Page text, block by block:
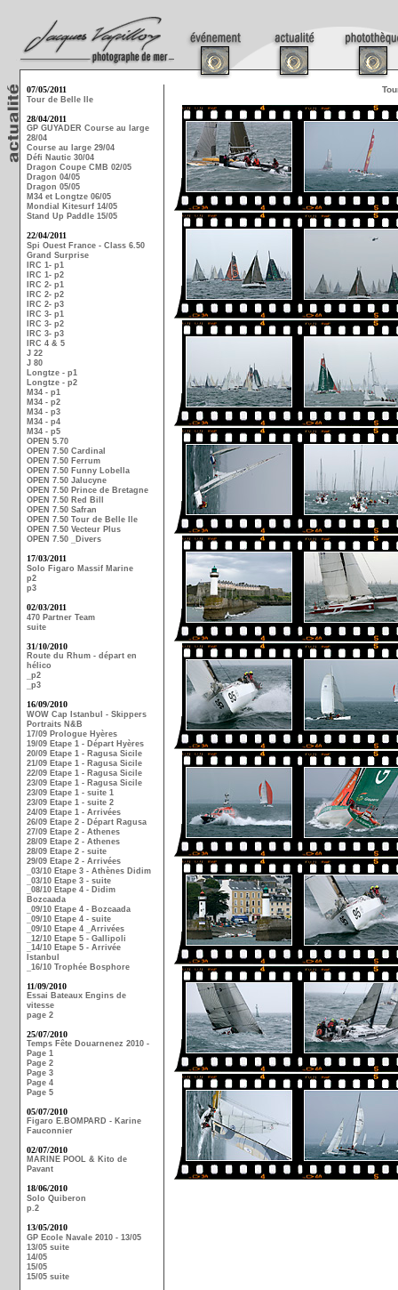
07/05/2011
Tour de Belle Ile
28/04/2011
GP GUYADER Course au large
28/04
Course au large 29/04
Défi Nautic 30/04
Dragon Coupe CMB 02/05
Dragon 04/05
Dragon 05/05
M34 et Longtze 06/05
Mondial Kitesurf 14/05
Stand Up Paddle 15/05
22/04/2011
Spi Ouest France - Class 6.50
Grand Surprise
IRC 1- p1
IRC 1- p2
IRC 2- p1
IRC 2- p2
IRC 2- p3
IRC 3- p1
IRC 3- p2
IRC 3- p3
IRC 4 & 5
J 22
J 80
Longtze - p1
Longtze - p2
M34 - p1
M34 - p2
M34 - p3
M34 - p4
M34 - p5
OPEN 5.70
OPEN 7.50 Cardinal
OPEN 7.50 Ferrum
OPEN 7.50 Funny Lobella
OPEN 7.50 Jalucyne
OPEN 7.50 Prince de Bretagne
OPEN 7.50 Red Bill
OPEN 7.50 Safran
OPEN 7.50 Tour de Belle Ile
OPEN 7.50 Vecteur Plus
OPEN 7.50 _Divers
17/03/2011
Solo Figaro Massif Marine
p2
p3
02/03/2011
470 Partner Team
suite
31/10/2010
Route du Rhum - départ en
hélico
_p2
_p3
16/09/2010
WOW Cap Istanbul - Skippers
Portraits N&B
17/09 Prologue Hyères
19/09 Etape 1 - Départ Hyères
20/09 Etape 1 - Ragusa Sicile
21/09 Etape 1 - Ragusa Sicile
22/09 Etape 1 - Ragusa Sicile
23/09 Etape 1 - Ragusa Sicile
23/09 Etape 1 - suite 1
23/09 Etape 1 - suite 2
24/09 Etape 1 - Arrivées
26/09 Etape 2 - Départ Ragusa
27/09 Etape 2 - Athenes
28/09 Etape 2 - Athenes
28/09 Etape 2 - suite
29/09 Etape 2 - Arrivées
_03/10 Etape 3 - Athènes Didim
_03/10 Etape 3 - suite
_08/10 Etape 4 - Didim
Bozcaada
_09/10 Etape 4 - Bozcaada
_09/10 Etape 4 - suite
_09/10 Etape 4 _Arrivées
_12/10 Etape 5 - Gallipoli
_14/10 Etape 5 - Arrivée
Istanbul
_16/10 Trophée Bosphore
11/09/2010
Essai Bateaux Engins de
vitesse
page 2
25/07/2010
Temps Fête Douarnenez 2010 -
Page 1
Page 2
Page 3
Page 4
Page 5
05/07/2010
Figaro E.BOMPARD - Karine
Fauconnier
02/07/2010
MARINE POOL & Kito de
Pavant
18/06/2010
Solo Quiberon
p.2
13/05/2010
GP Ecole Navale 2010 - 13/05
13/05 suite
14/05
15/05
15/05 suite